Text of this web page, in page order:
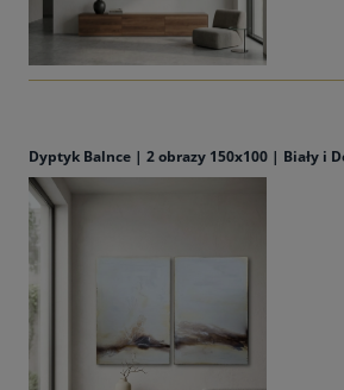
Dyptyk Balnce | 2 obrazy 150x100 | Biały i